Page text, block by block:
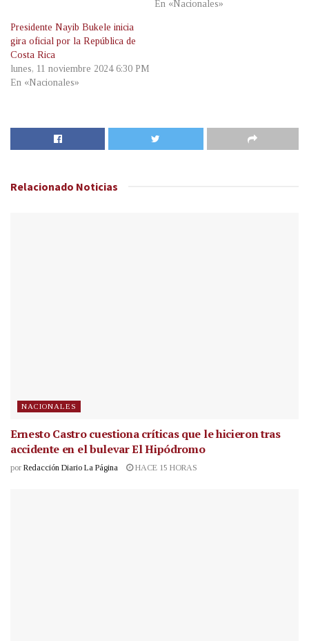
En «Nacionales»
Presidente Nayib Bukele inicia
gira oficial por la República de
Costa Rica
lunes, 11 noviembre 2024 6:30 PM
En «Nacionales»
Relacionado Noticias
NACIONALES
Ernesto Castro cuestiona críticas que le hicieron tras
accidente en el bulevar El Hipódromo
por Redacción Diario La Página HACE 15 HORAS